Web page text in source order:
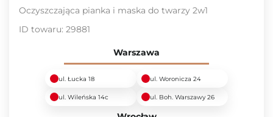
Oczyszczająca pianka i maska do twarzy 2w1
ID towaru: 29881
Warszawa
ul. Łucka 18 ul. Woronicza 24
ul. Wileńska 14c ul. Boh. Warszawy 26